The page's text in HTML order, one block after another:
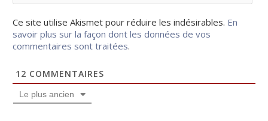
Ce site utilise Akismet pour réduire les indésirables. En
savoir plus sur la façon dont les données de vos
commentaires sont traitées.
12 COMMENTAIRES
Le plus ancien